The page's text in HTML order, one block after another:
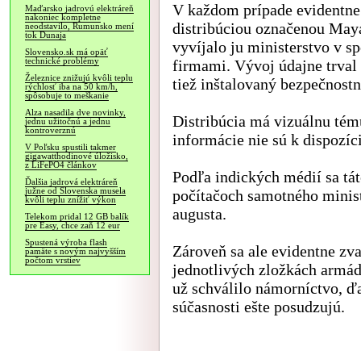
Maďarsko jadrovú elektráreň
nakoniec kompletne
neodstavilo, Rumunsko mení
tok Dunaja
Slovensko.sk má opäť
technické problémy
Železnice znižujú kvôli teplu
rýchlosť iba na 50 km/h,
spôsobuje to meškanie
Alza nasadila dve novinky,
jednu užitočnú a jednu
kontroverznú
V Poľsku spustili takmer
gigawatthodinové úložisko,
z LiFePO4 článkov
Ďalšia jadrová elektráreň
južne od Slovenska musela
kvôli teplu znížiť výkon
Telekom pridal 12 GB balík
pre Easy, chce zaň 12 eur
Spustená výroba flash
pamäte s novým najvyšším
počtom vrstiev
V každom prípade
distribúciou označenou
vyvíjalo ju ministerstvo v
firmami. Vývoj údajne trval
tiež inštalovaný
Distribúcia má vizuálnu
informácie nie sú k
Podľa indických médií sa
počítačoch samotného
augusta.
Zároveň sa ale evidentne
jednotlivých zložkách
už schválilo námorníctvo,
súčasnosti ešte posudzujú.